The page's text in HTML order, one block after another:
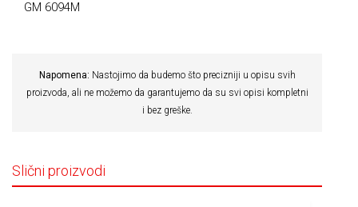
GM 6094M
Napomena: Nastojimo da budemo što precizniji u opisu svih
proizvoda, ali ne možemo da garantujemo da su svi opisi kompletni
i bez greške.
Slični proizvodi